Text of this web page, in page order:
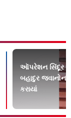
ઑપરેશન સિંદૂર
બહાદુર જવાનોનાં
કરાયાં